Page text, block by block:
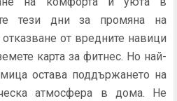
тези дни за промяна на
от вредните навици
карта за фитнес. Но най-
остава поддържането на
атмосфера в дома. Не